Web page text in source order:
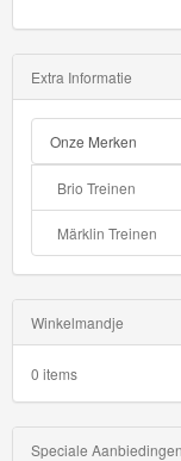
Extra Informatie
Onze Merken
Brio Treinen
Märklin Treinen
Winkelmandje
0 items
Speciale Aanbiedingen